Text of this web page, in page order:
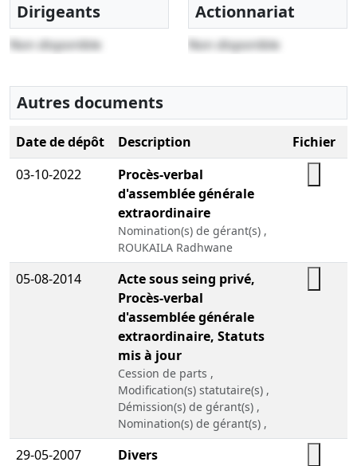
Dirigeants
Non disponible
Actionnariat
Non disponible
Autres documents
Date de dépôt Description
Fichier
03-10-2022
Procès-verbal
d'assemblée générale
extraordinaire
Nomination(s) de gérant(s) ,
ROUKAILA Radhwane
05-08-2014
Acte sous seing privé,
Procès-verbal
d'assemblée générale
extraordinaire, Statuts
mis à jour
Cession de parts ,
Modification(s) statutaire(s) ,
Démission(s) de gérant(s) ,
Nomination(s) de gérant(s) ,
29-05-2007 Divers